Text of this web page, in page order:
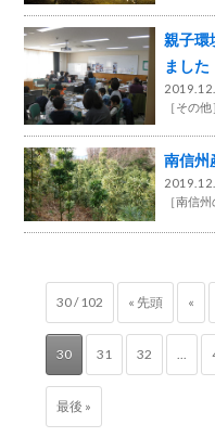
親子環
ました
［その他
南信州
［南信州
30 / 102 « 先頭 «
30 31 32 ...
最後 »